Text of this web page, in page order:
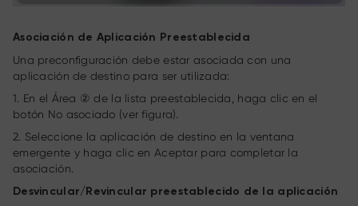
Asociación de Aplicación Preestablecida
Una preconfiguración debe estar asociada con una
aplicación de destino para ser utilizada:
1. En el Área ② de la lista preestablecida, haga clic en el
botón No asociado (ver figura).
2. Seleccione la aplicación de destino en la ventana
emergente y haga clic en Aceptar para completar la
asociación.
Desvincular/Revincular preestablecido de la aplicación